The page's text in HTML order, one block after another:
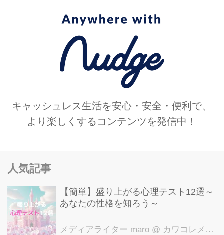
キャッシュレス生活を安心・安全・便利で、
より楽しくするコンテンツを発信中！
人気記事
【簡単】盛り上がる心理テスト12選～
あなたの性格を知ろう～
メディアライター maro @ カワコレメディア編集部